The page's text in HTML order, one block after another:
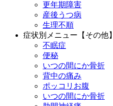
更年期障害
産後うつ病
生理不順
症状別メニュー【その他】
不眠症
便秘
いつの間にか骨折
背中の痛み
ポッコリお腹
いつの間にか骨折